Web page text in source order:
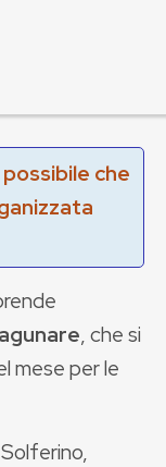
che
, che si
mese per le